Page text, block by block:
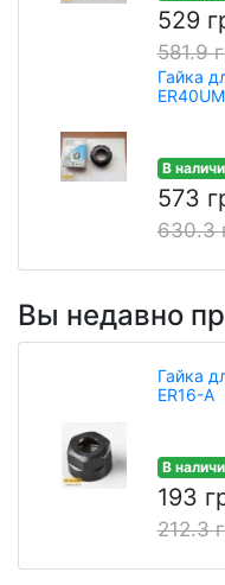
529
581.9
Гайка
ER40UM
В
573
630.3
Вы недавно
Гайка
ER16-А
В
193
212.3